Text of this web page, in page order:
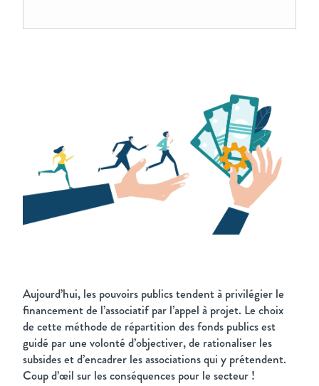
Aujourd’hui, les pouvoirs publics tendent à privilégier le
financement de l’associatif par l’appel à projet. Le choix
de cette méthode de répartition des fonds publics est
guidé par une volonté d’objectiver, de rationaliser les
subsides et d’encadrer les associations qui y prétendent.
Coup d’œil sur les conséquences pour le secteur !